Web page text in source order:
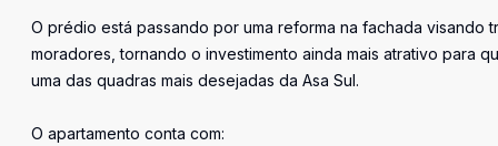
O prédio está passando por uma reforma na fachada visando
moradores, tornando o investimento ainda mais atrativo para
uma das quadras mais desejadas da Asa Sul.
O apartamento conta com: